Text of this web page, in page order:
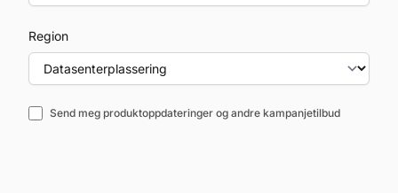
Region
Send meg produktoppdateringer og andre kampanjetilbud